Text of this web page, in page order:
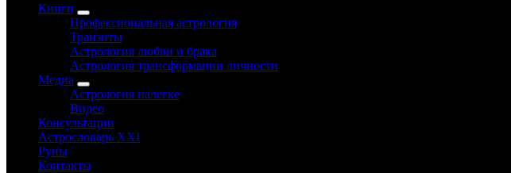
Книги
Профессиональная астрология
Транзиты
Астрология любви и брака
Астрология трансформации личности
Медиа
Астрология налегке
Видео
Консультации
Астрословарь XXI
Руны
Контакты